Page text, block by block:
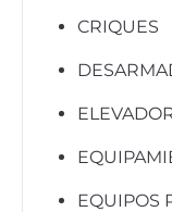
CRIQUES
EQUIPOS